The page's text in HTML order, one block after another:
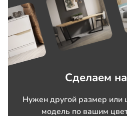
Сделаем
Нужен другой размер или
модель по вашим